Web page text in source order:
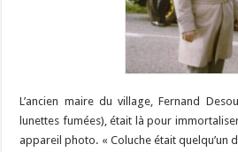
L’ancien maire du village, Fernand
lunettes fumées), était là pour
appareil photo. « Coluche était quelqu’un